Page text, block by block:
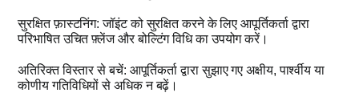
सुरक्षित फ़ास्टनिंग: जॉइंट को सुरक्षित करने के लिए आपूर्तिकर्ता द्वारा
परिभाषित उचित फ़्लेंज और बोल्टिंग विधि का उपयोग करें।
अतिरिक्त विस्तार से बचें: आपूर्तिकर्ता द्वारा सुझाए गए अक्षीय, पार्श्वीय या
कोणीय गतिविधियों से अधिक न बढ़ें।